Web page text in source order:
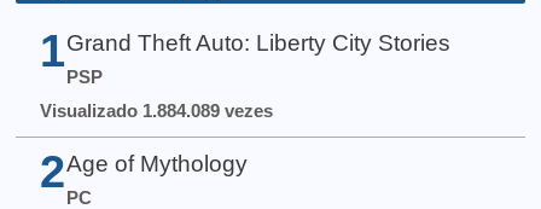
1 Grand Theft Auto: Liberty City Stories
PSP
Visualizado 1.884.089 vezes
2 Age of Mythology
PC